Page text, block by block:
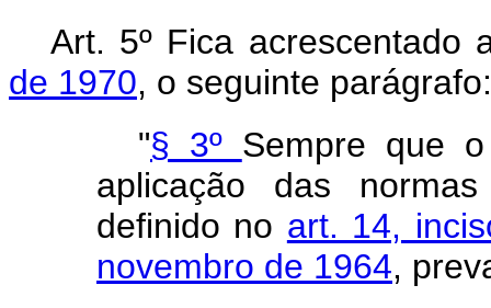
Art. 5º Fica acrescentado
de 1970, o seguinte parágrafo:
"§ 3º Sempre que
aplicação das
definido no art. 14,
novembro de 1964,